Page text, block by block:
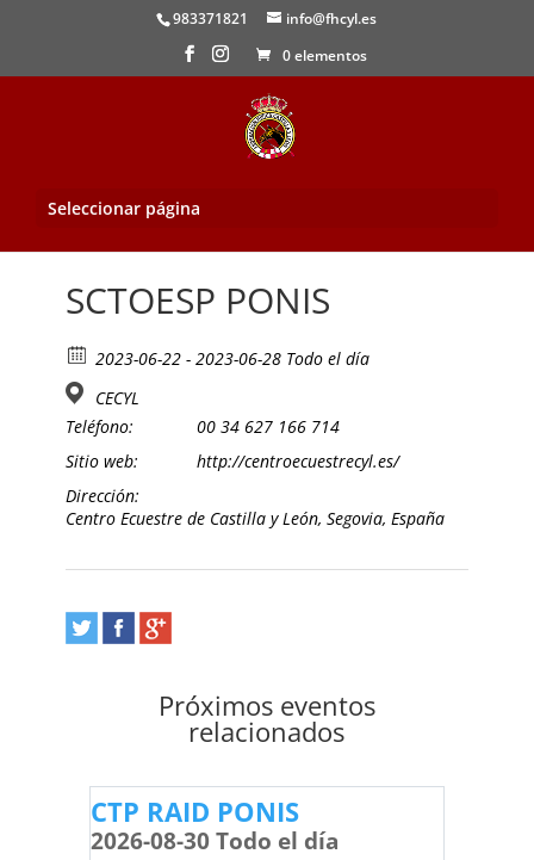
983371821
info@fhcyl.es
0 elementos
Seleccionar página
SCTOESP PONIS
2023-06-22 - 2023-06-28 Todo el día
CECYL
Teléfono:
00 34 627 166 714
Sitio web:
http://centroecuestrecyl.es/
Dirección:
Centro Ecuestre de Castilla y León, Segovia, España
Próximos eventos
relacionados
CTP RAID PONIS
2026-08-30 Todo el día